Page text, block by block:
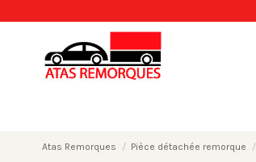
Atas Remorques Pièce détachée remorque